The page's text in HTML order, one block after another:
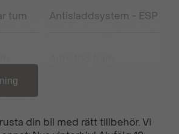
tum Antisladdsystem - ESP
din bil med rätt tillbehör. Vi